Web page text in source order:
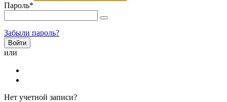
Пароль*
Забыли пароль?
или
Нет учетной записи?